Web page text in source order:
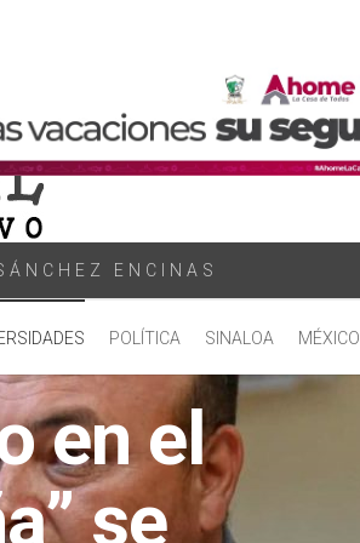
ENCINAS
POLÍTICA SINALOA MÉXICO
en el
se